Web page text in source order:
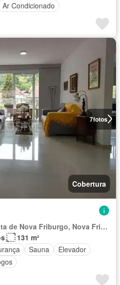
Ar Condicionado
7fotos
Cobertura
Região Geográfica Imediata de Nova Friburgo, Nova Friburgo
131 m²
Sauna
Elevador